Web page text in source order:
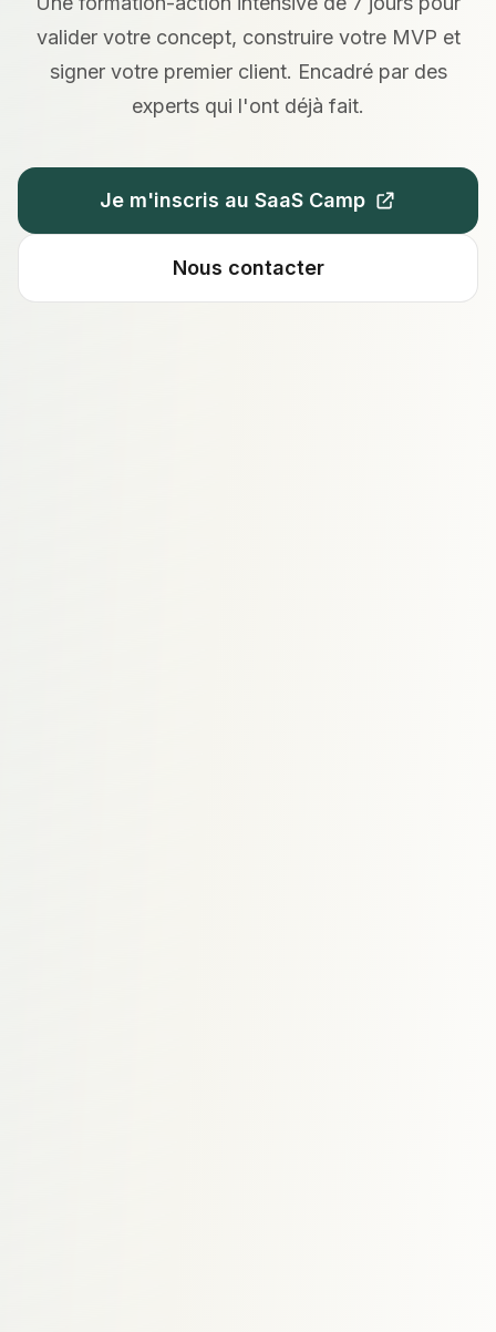
valider votre concept, construire votre MVP et
signer votre premier client. Encadré par des
experts qui l'ont déjà fait.
Je m'inscris au SaaS Camp
Nous contacter